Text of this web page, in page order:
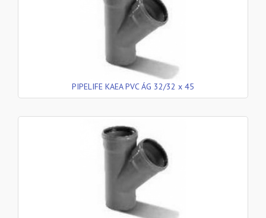
PIPELIFE KAEA PVC ÁG 32/32 x 45